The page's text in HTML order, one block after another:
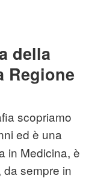
della
Regione
scopriamo
ed è una
in Medicina, è
sempre in